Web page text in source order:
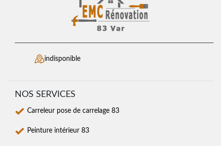
indisponible
NOS SERVICES
Carreleur pose de carrelage 83
Peinture intérieur 83